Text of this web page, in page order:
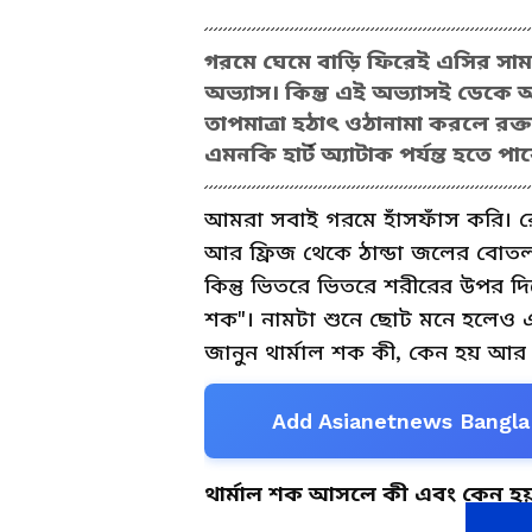
গরমে ঘেমে বাড়ি ফিরেই এসির
অভ্যাস। কিন্তু এই অভ্যাসই ডেকে
তাপমাত্রা হঠাৎ ওঠানামা করলে
এমনকি হার্ট অ্যাটাক পর্যন্ত হতে
আমরা সবাই গরমে হাঁসফাঁস করি।
আর ফ্রিজ থেকে ঠান্ডা জলের বোতল
কিন্তু ভিতরে ভিতরে শরীরের উপর
শক"। নামটা শুনে ছোট মনে হলেও
জানুন থার্মাল শক কী, কেন হয় আর
Add Asianetnews
থার্মাল শক আসলে কী এবং কেন